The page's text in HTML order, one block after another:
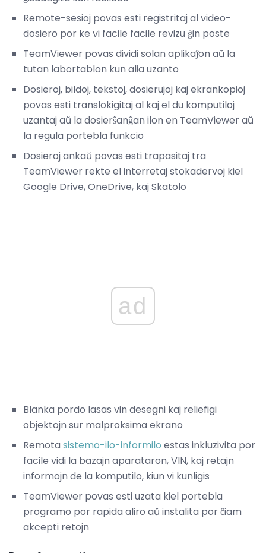
Remote-sesioj povas esti registritaj al video-
dosiero por ke vi facile facile revizu ĝin poste
TeamViewer povas dividi solan aplikaĵon aŭ la
tutan labortablon kun alia uzanto
Dosieroj, bildoj, tekstoj, dosierujoj kaj ekrankopioj
povas esti translokigitaj al kaj el du komputiloj
uzantaj aŭ la dosierŝanĝan ilon en TeamViewer aŭ
la regula portebla funkcio
Dosieroj ankaŭ povas esti trapasitaj tra
TeamViewer rekte el interretaj stokadervoj kiel
Google Drive, OneDrive, kaj Skatolo
ad
Blanka pordo lasas vin desegni kaj reliefigi
objektojn sur malproksima ekrano
Remota sistemo-ilo-informilo estas inkluzivita por
facile vidi la bazajn aparataron, VIN, kaj retajn
informojn de la komputilo, kiun vi kunligis
TeamViewer povas esti uzata kiel portebla
programo por rapida aliro aŭ instalita por ĉiam
akcepti retojn